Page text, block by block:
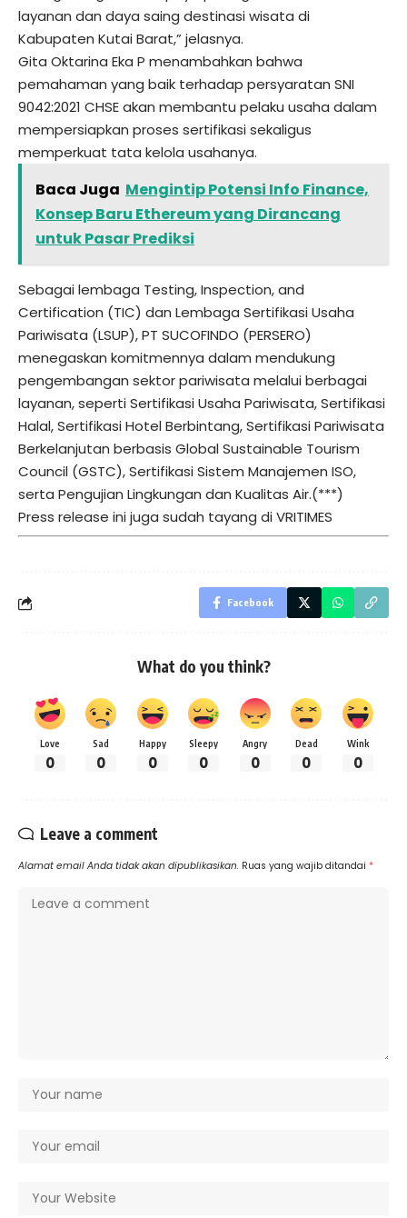
layanan dan daya saing destinasi wisata di
Kabupaten Kutai Barat,” jelasnya.
Gita Oktarina Eka P menambahkan bahwa
pemahaman yang baik terhadap persyaratan SNI
9042:2021 CHSE akan membantu pelaku usaha dalam
mempersiapkan proses sertifikasi sekaligus
memperkuat tata kelola usahanya.
Baca Juga Mengintip Potensi Info Finance,
Konsep Baru Ethereum yang Dirancang
untuk Pasar Prediksi
Sebagai lembaga Testing, Inspection, and
Certification (TIC) dan Lembaga Sertifikasi Usaha
Pariwisata (LSUP), PT SUCOFINDO (PERSERO)
menegaskan komitmennya dalam mendukung
pengembangan sektor pariwisata melalui berbagai
layanan, seperti Sertifikasi Usaha Pariwisata, Sertifikasi
Halal, Sertifikasi Hotel Berbintang, Sertifikasi Pariwisata
Berkelanjutan berbasis Global Sustainable Tourism
Council (GSTC), Sertifikasi Sistem Manajemen ISO,
serta Pengujian Lingkungan dan Kualitas Air.(***)
Press release ini juga sudah tayang diVRITIMES
Facebook
What do you think?
Love
0
Sad
0
Happy
0
Sleepy
0
Angry
0
Dead
0
Wink
0
Leave a comment
Alamat email Anda tidak akan dipublikasikan. Ruas yang wajib ditandai *